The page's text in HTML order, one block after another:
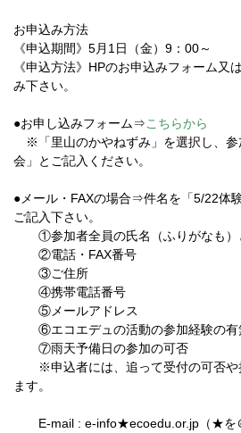
お申込み方法
《申込期間》5月1日（金）9：00～
《申込方法》HPのお申込みフォーム又
み下さい。
●お申し込みフォーム⇒こちらから
※「里山のかやねずみ」を選択し、参
会」とご記入ください。
●メール・FAXの場合⇒件名を「5/22体
ご記入下さい。
①参加者全員の氏名（ふりがなも）
②電話・FAX番号
③ご住所
④携帯電話番号
⑤メールアドレス
⑥エコエデュの活動の参加経験の有
⑦雨天予備日の参加の可否
※申込者には、追って受付の可否や
ます。
E-mail : e-info★ecoedu.or.jp（★を＠